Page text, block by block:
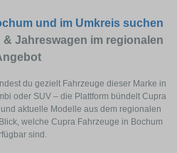
und im Umkreis suchen
Jahreswagen im regionalen
du gezielt Fahrzeuge dieser Marke in
oder SUV – die Plattform bündelt Cupra
aktuelle Modelle aus dem regionalen
welche Cupra Fahrzeuge in Bochum
sind.